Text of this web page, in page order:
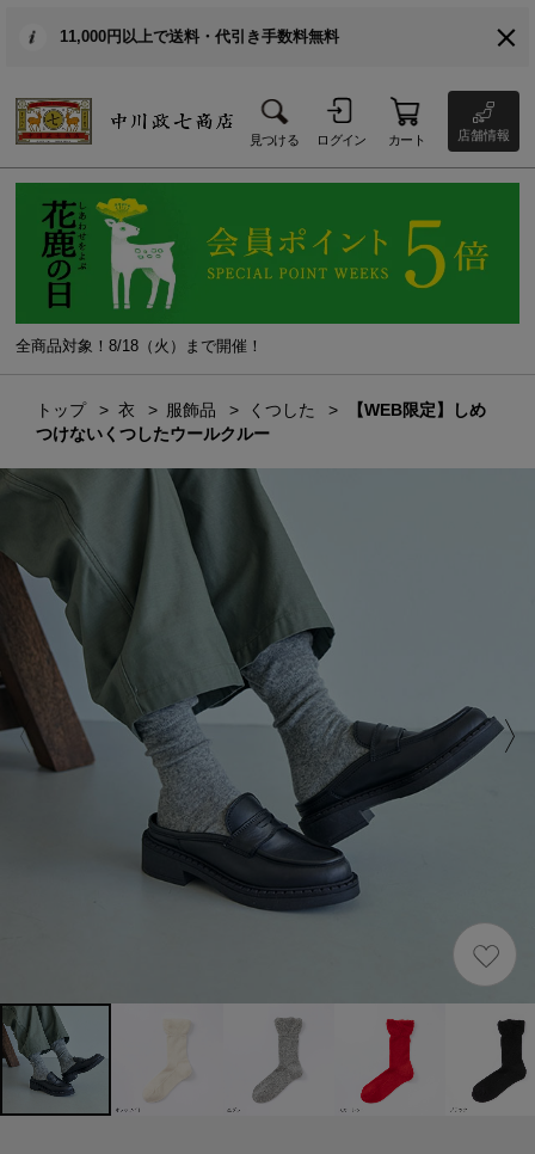
11,000円以上で送料・代引き手数料無料
見つける ログイン カート 店舗情報
全商品対象！8/18（火）まで開催！
トップ 衣 服飾品 くつした
【WEB限定】しめ
つけないくつしたウールクルー